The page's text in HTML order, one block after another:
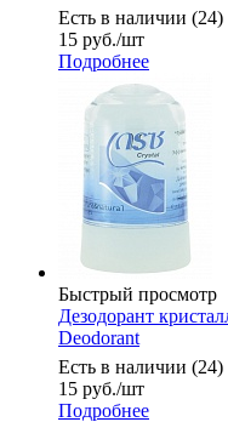
Есть в наличии (24)
15 руб./шт
Подробнее
Быстрый просмотр
Дезодорант
Deodorant
Есть в наличии (24)
15 руб./шт
Подробнее